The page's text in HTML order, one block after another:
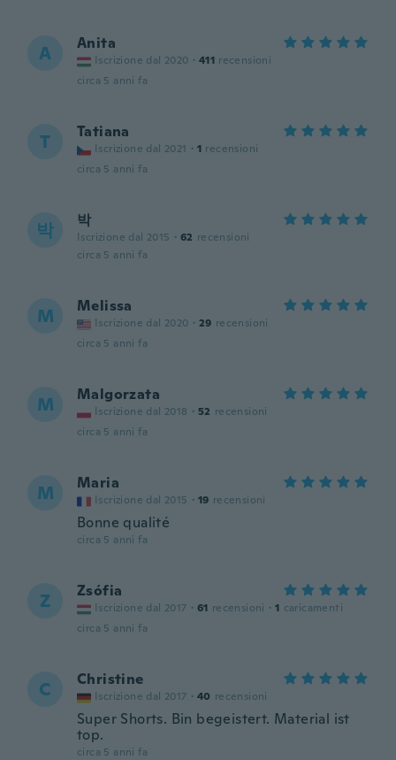
A Anita
Iscrizione dal 2020 · 411 recensioni
circa 5 anni fa
T Tatiana
Iscrizione dal 2021 · 1 recensioni
circa 5 anni fa
박 박
Iscrizione dal 2015 · 62 recensioni
circa 5 anni fa
M Melissa
Iscrizione dal 2020 · 29 recensioni
circa 5 anni fa
M Malgorzata
Iscrizione dal 2018 · 52 recensioni
circa 5 anni fa
M Maria
Iscrizione dal 2015 · 19 recensioni
Bonne qualité
circa 5 anni fa
Z Zsófia
Iscrizione dal 2017 · 61 recensioni · 1 caricamenti
circa 5 anni fa
C Christine
Iscrizione dal 2017 · 40 recensioni
Super Shorts. Bin begeistert. Material ist
top.
circa 5 anni fa